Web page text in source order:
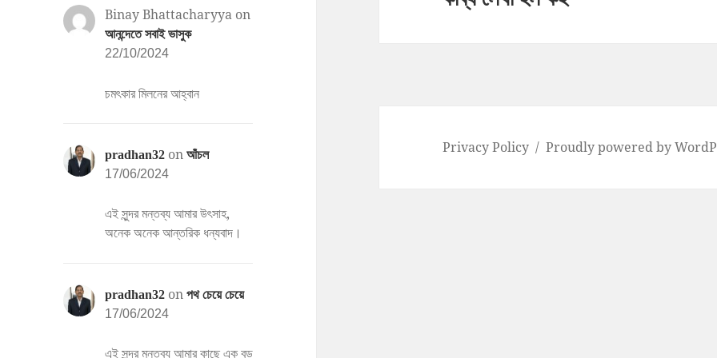
Binay Bhattacharyya on
আনন্দেতে সবাই ভাসুক
22/10/2024
চমৎকার মিলনের আহ্বান
pradhan32 onআঁচল
17/06/2024
এই সুন্দর মন্তব্য আমার উৎসাহ,
অনেক অনেক আন্তরিক ধন্যবাদ।
pradhan32 onপথ চেয়ে চেয়ে
17/06/2024
এই সুন্দর মন্তব্য আমার কাছে এক বড়
Privacy Policy Proudly powered by